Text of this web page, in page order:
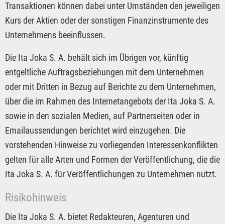
Transaktionen können dabei unter Umständen den jeweiligen
Kurs der Aktien oder der sonstigen Finanzinstrumente des
Unternehmens beeinflussen.
Die Ita Joka S. A. behält sich im Übrigen vor, künftig
entgeltliche Auftragsbeziehungen mit dem Unternehmen
oder mit Dritten in Bezug auf Berichte zu dem Unternehmen,
über die im Rahmen des Internetangebots der Ita Joka S. A.
sowie in den sozialen Medien, auf Partnerseiten oder in
Emailaussendungen berichtet wird einzugehen. Die
vorstehenden Hinweise zu vorliegenden Interessenkonflikten
gelten für alle Arten und Formen der Veröffentlichung, die die
Ita Joka S. A. für Veröffentlichungen zu Unternehmen nutzt.
Risikohinweis
Die Ita Joka S. A. bietet Redakteuren, Agenturen und